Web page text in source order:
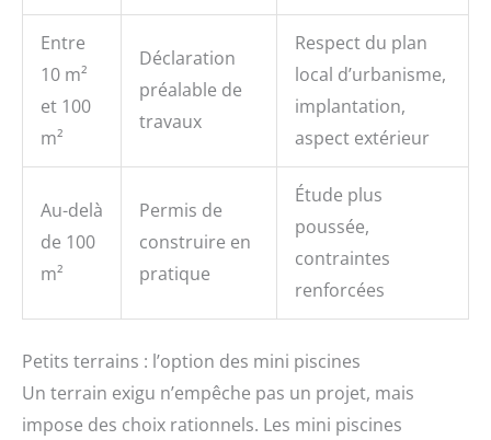
Entre
10 m²
et 100
m²
Déclaration
préalable de
travaux
Respect du plan
local d’urbanisme,
implantation,
aspect extérieur
Au-delà
de 100
m²
Permis de
construire en
pratique
Étude plus
poussée,
contraintes
renforcées
Petits terrains : l’option des mini piscines
Un terrain exigu n’empêche pas un projet, mais
impose des choix rationnels. Les mini piscines